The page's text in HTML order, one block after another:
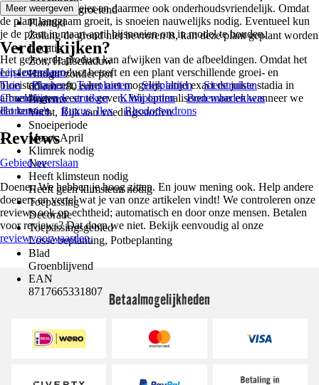
Langzaam groeiend
Planttijd
Zolang de grond niet bevroren is, kan deze plant geplant worden
Locatie
Zon, Halfschaduw
Hoogte zonder pot
60 cm - 80 cm
Bodems
Vocht, Rijk aan voedingsstoffen
Snoeiperiode
Maart, April
Klimrek nodig
Nee
Heeft klimsteun nodig
Heeft geen klimsteun nodig
Toepassing
Decoratie
Toepassingsgebied
Losse beplanting, Potbeplanting
Blad
Groenblijvend
EAN
8717665331807
een langzame groeier en daarmee ook onderhoudsvriendelijk. Omdat
de plant langzaam groeit, is snoeien nauwelijks nodig. Eventueel kun
je de plant in maart-april bijsnoeien om in model te houden.
Het geleverde product kan afwijken van de afbeeldingen. Omdat het
een levend product betreft en een plant verschillende groei- en
bloeistadia heeft, is het niet mogelijk altijd exact de juiste stadia in
afbeeldingen weer te geven. Wij optimaliseren waar en wanneer we
dat kunnen.
.
Meer weergeven
Verder kijken?
Lijst overslaan
Tuin
Planten Tuinplanten Sierplanten
Sierstruiken
Groenblijvende struiken
Klimplanten
Bodembedekkers
Hortensia's
Buxus, Ilex Rhododendrons
Reviews
Gebied overslaan
Doener. We hebben je hoog zitten. En jouw mening ook. Help andere
doeners en vertel wat je van onze artikelen vindt! We controleren onze
reviews ook op echtheid; automatisch en door onze mensen. Betalen
voor reviews? Dat doen we niet. Bekijk eenvoudig al onze
reviewvoorwaarden.
Betaalmogelijkheden